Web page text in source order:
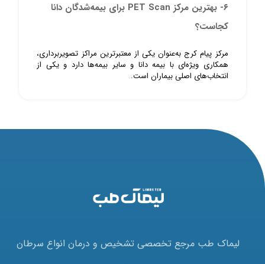
۶- بهترین مرکز PET Scan برای بیمه‌شدگان دانا
کجاست؟
مرکز پیام کرج به‌عنوان یکی از معتبرترین مراکز تصویربرداری،
همکاری ویژه‌ای با بیمه دانا و سایر بیمه‌ها دارد و یکی از
انتخاب‌های اصلی بیماران است.
لیماک طب مرجع تخصصی تشخیص و درمان انواع سرطان